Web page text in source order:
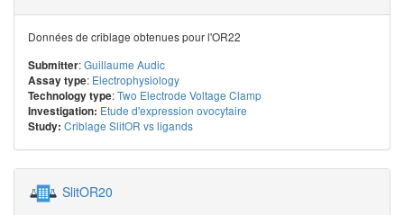
Données de criblage obtenues pour l'OR22
Submitter:Guillaume Audic
Assay type: Electrophysiology
Technology type:Two Electrode Voltage Clamp
Investigation: Etude d'expression ovocytaire
Study: Criblage SlitOR vs ligands
SlitOR20